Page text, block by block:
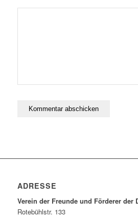
ADRESSE
Verein der Freunde und Förderer der
Rotebühlstr. 133